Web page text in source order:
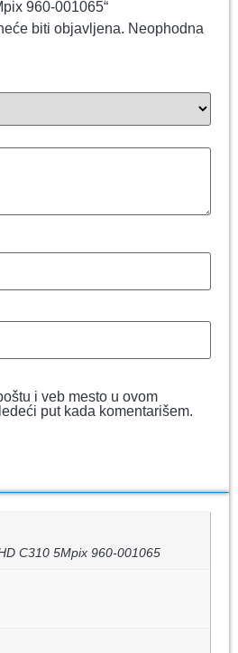
960-001065“
biti objavljena. Neophodna
i veb mesto u ovom
put kada komentarišem.
C310 5Mpix 960-001065